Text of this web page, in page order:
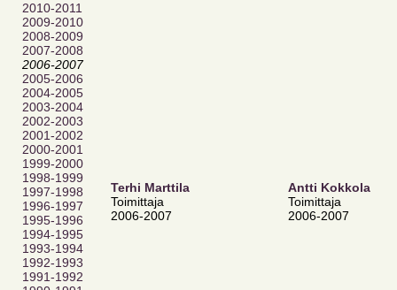
2010-2011
2009-2010
2008-2009
2007-2008
2006-2007
2005-2006
2004-2005
2003-2004
2002-2003
2001-2002
2000-2001
1999-2000
1998-1999
1997-1998
1996-1997
1995-1996
1994-1995
1993-1994
1992-1993
1991-1992
Terhi Marttila
Toimittaja
2006-2007
Antti Kokkola
Toimittaja
2006-2007